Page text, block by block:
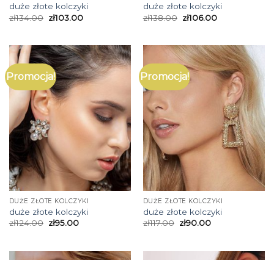
duże złote kolczyki
zł134.00 zł103.00
duże złote kolczyki
zł138.00 zł106.00
Promocja!
DUŻE ZŁOTE KOLCZYKI
duże złote kolczyki
zł124.00 zł95.00
Promocja!
DUŻE ZŁOTE KOLCZYKI
duże złote kolczyki
zł117.00 zł90.00